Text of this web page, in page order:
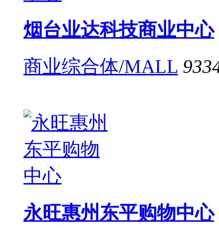
烟台业达科技商业中心
商业综合体/MALL
永旺惠州东平购物中心